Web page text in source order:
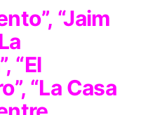
“Jaim
“El
“La Casa